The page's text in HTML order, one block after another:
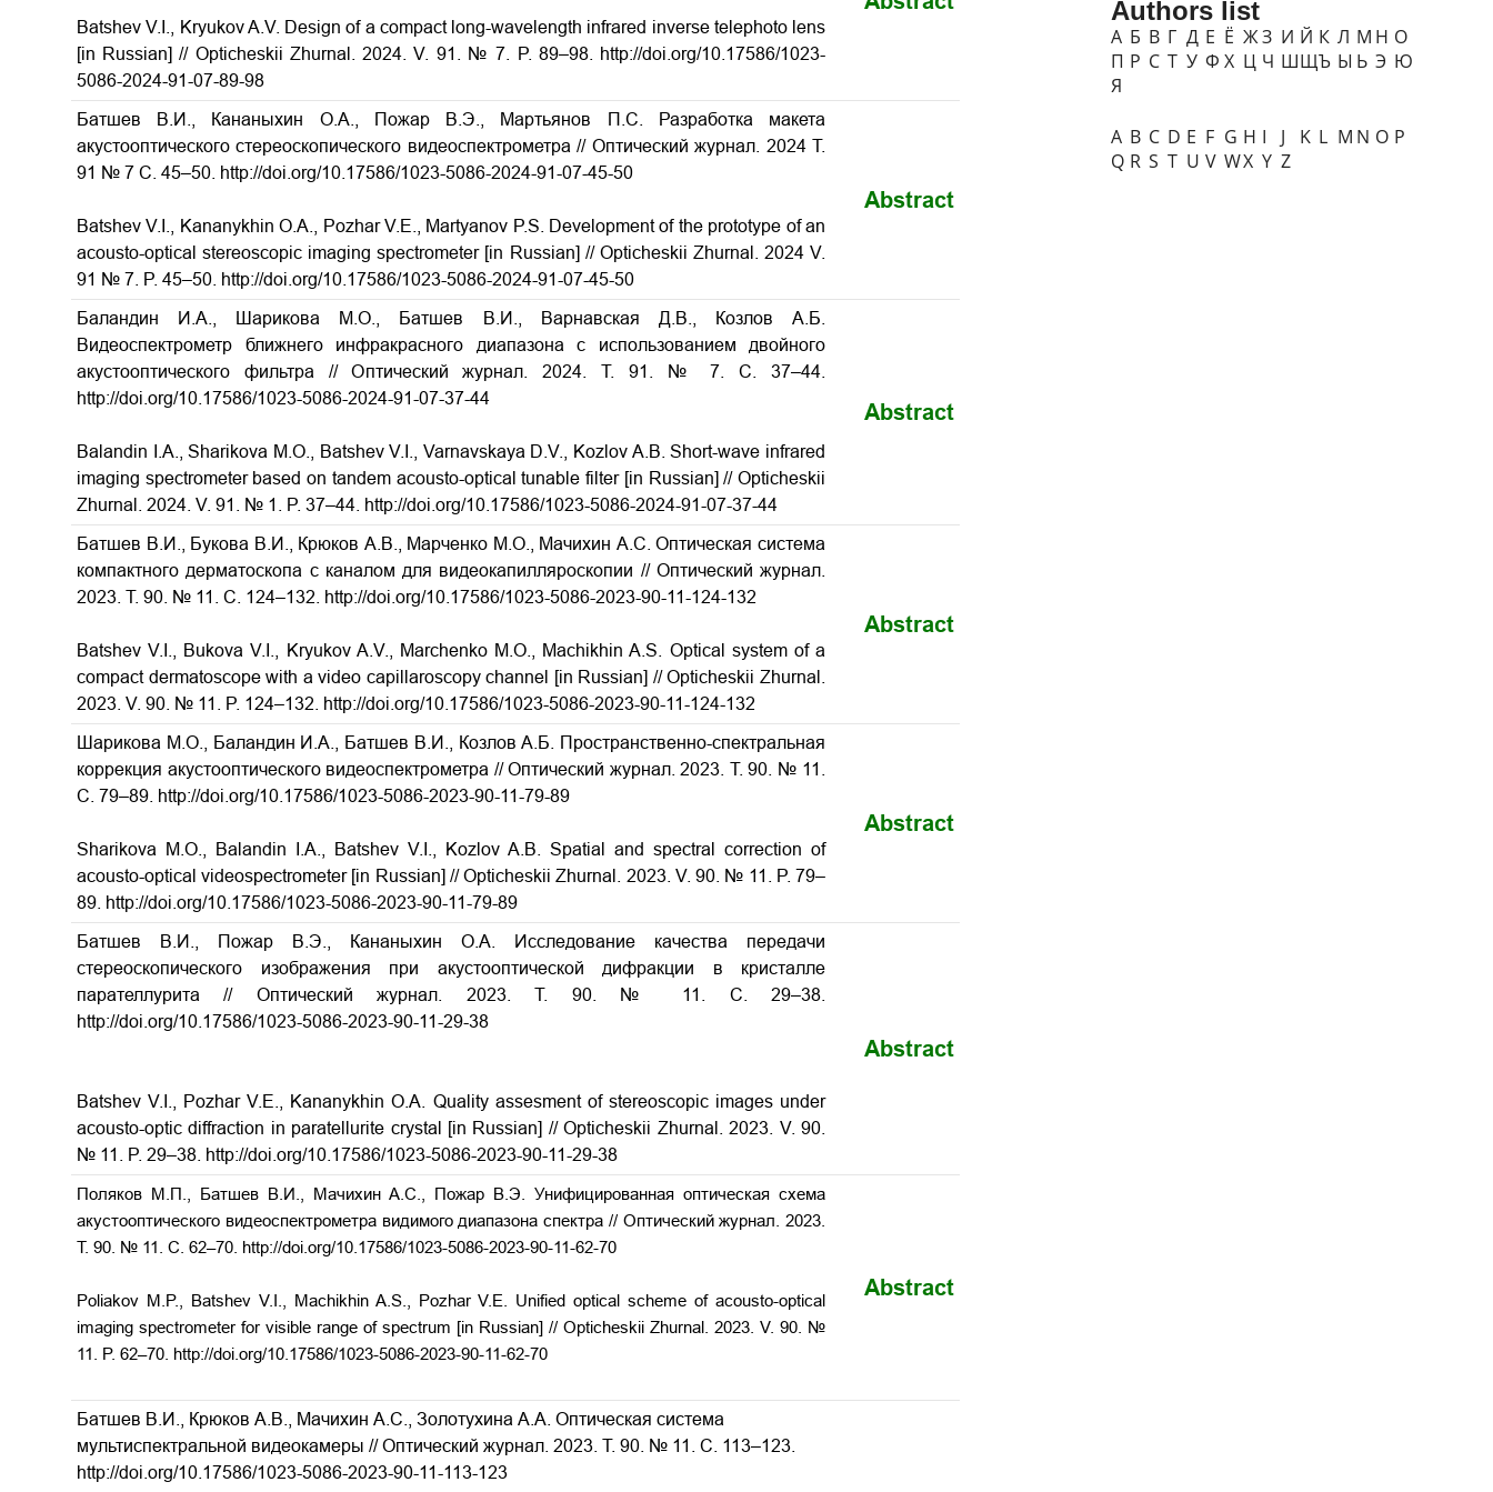
Batshev V.I., Kryukov A.V. Design of a compact long-wavelength infrared inverse telephoto lens
[in Russian] // Opticheskii Zhurnal. 2024. V. 91. № 7. P. 89–98. http://doi.org/10.17586/1023-
5086-2024-91-07-89-98
Батшев В.И., Кананыхин О.А., Пожар В.Э., Мартьянов П.С. Разработка макета
акустооптического стереоскопического видеоспектрометра // Оптический журнал. 2024 Т.
91 № 7 С. 45–50. http://doi.org/10.17586/1023-5086-2024-91-07-45-50
Batshev V.I., Kananykhin O.A., Pozhar V.E., Martyanov P.S. Development of the prototype of an
acousto-optical stereoscopic imaging spectrometer [in Russian] // Opticheskii Zhurnal. 2024 V.
91 № 7. P. 45–50. http://doi.org/10.17586/1023-5086-2024-91-07-45-50
Abstract
Баландин И.А., Шарикова М.О., Батшев В.И., Варнавская Д.В., Козлов А.Б.
Видеоспектрометр ближнего инфракрасного диапазона с использованием двойного
акустооптического фильтра // Оптический журнал. 2024. Т. 91. № 7. С. 37–44.
http://doi.org/10.17586/1023-5086-2024-91-07-37-44
Balandin I.A., Sharikova М.O., Batshev V.I., Varnavskaya D.V., Kozlov A.B. Short-wave infrared
imaging spectrometer based on tandem acousto-optical tunable filter [in Russian] // Opticheskii
Zhurnal. 2024. V. 91. № 1. P. 37–44. http://doi.org/10.17586/1023-5086-2024-91-07-37-44
Abstract
Батшев В.И., Букова В.И., Крюков А.В., Марченко М.О., Мачихин А.С. Оптическая система
компактного дерматоскопа с каналом для видеокапилляроскопии // Оптический журнал.
2023. Т. 90. № 11. С. 124–132. http://doi.org/10.17586/1023-5086-2023-90-11-124-132
Batshev V.I., Bukova V.I., Kryukov A.V., Marchenko M.O., Machikhin A.S. Optical system of a
compact dermatoscope with a video capillaroscopy channel [in Russian] // Opticheskii Zhurnal.
2023. V. 90. № 11. P. 124–132. http://doi.org/10.17586/1023-5086-2023-90-11-124-132
Abstract
Шарикова М.О., Баландин И.А., Батшев В.И., Козлов А.Б. Пространственно-спектральная
коррекция акустооптического видеоспектрометра // Оптический журнал.2023. Т. 90. № 11.
С . 79–89. http://doi.org/10.17586/1023-5086-2023-90-11-79-89
Sharikova
М.O., Balandin I.A., Batshev V.I., Kozlov A.B. Spatial and spectral correction of
acousto-optical videospectrometer [in Russian] // Opticheskii Zhurnal. 2023. V. 90. № 11. P. 79–
89. http://doi.org/10.17586/1023-5086-2023-90-11-79-89
Abstract
Батшев В.И., Пожар В.Э., Кананыхин О.А. Исследование качества передачи
стереоскопического изображения при акустооптической дифракции в кристалле
парателлурита // Оптический журнал. 2023. Т. 90. № 11. С. 29–38.
http://doi.org/10.17586/1023-5086-2023-90-11-29-38
Batshev V.I., Pozhar V.E., Kananykhin O.A. Quality assesment of stereoscopic images under
acousto-optic diffraction in paratellurite crystal [in Russian] // Opticheskii Zhurnal. 2023. V. 90.
№ 11. P. 29–38. http://doi.org/10.17586/1023-5086-2023-90-11-29-38
Abstract
Поляков М.П., Батшев В.И., Мачихин А.С., Пожар В.Э. Унифицированная оптическая схема
акустооптического видеоспектрометра видимого диапазона спектра // Оптический журнал. 2023.
Т. 90. № 11. С. 62–70. http://doi.org/10.17586/1023-5086-2023-90-11-62-70
Poliakov M.P., Batshev V.I., Machikhin A.S., Pozhar V.E. Unified optical scheme of acousto-optical
imaging spectrometer for visible range of spectrum [in Russian] // Opticheskii Zhurnal. 2023. V. 90. №
11. P. 62–70. http://doi.org/10.17586/1023-5086-2023-90-11-62-70
Abstract
Батшев В.И., Крюков А.В., Мачихин А.С., Золотухина А.А. Оптическая система
мультиспектральной видеокамеры // Оптический журнал. 2023. Т. 90. № 11. С. 113–123.
http://doi.org/10.17586/1023-5086-2023-90-11-113-123
Authors list
А Б В Г Д Е Ё ЖЗ И Й К Л М Н О
П Р С Т У Ф Х Ц Ч ШЩЪ Ы Ь Э Ю
Я
A B C D E F G H I J K L M N O P
Q R S T U V WX Y Z